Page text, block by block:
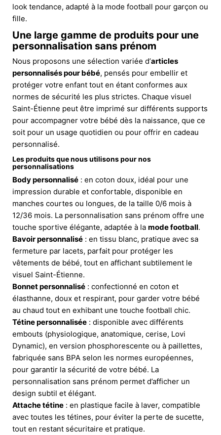
look tendance, adapté à la mode football pour garçon ou
fille.
Une large gamme de produits pour une
personnalisation sans prénom
Nous proposons une sélection variée d’articles
personnalisés pour bébé, pensés pour embellir et
protéger votre enfant tout en étant conformes aux
normes de sécurité les plus strictes. Chaque visuel
Saint-Étienne peut être imprimé sur différents supports
pour accompagner votre bébé dès la naissance, que ce
soit pour un usage quotidien ou pour offrir en cadeau
personnalisé.
Les produits que nous utilisons pour nos
personnalisations
Body personnalisé : en coton doux, idéal pour une
impression durable et confortable, disponible en
manches courtes ou longues, de la taille 0/6 mois à
12/36 mois. La personnalisation sans prénom offre une
touche sportive élégante, adaptée à la mode football.
Bavoir personnalisé : en tissu blanc, pratique avec sa
fermeture par lacets, parfait pour protéger les
vêtements de bébé, tout en affichant subtilement le
visuel Saint-Étienne.
Bonnet personnalisé : confectionné en coton et
élasthanne, doux et respirant, pour garder votre bébé
au chaud tout en exhibant une touche football chic.
Tétine personnalisée : disponible avec différents
embouts (physiologique, anatomique, cerise, Lovi
Dynamic), en version phosphorescente ou à paillettes,
fabriquée sans BPA selon les normes européennes,
pour garantir la sécurité de votre bébé. La
personnalisation sans prénom permet d’afficher un
design subtil et élégant.
Attache tétine : en plastique facile à laver, compatible
avec toutes les tétines, pour éviter la perte de sucette,
tout en restant sécuritaire et pratique.